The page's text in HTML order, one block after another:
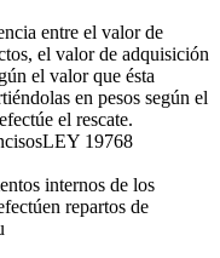
entre el valor de
el valor de adquisición
el valor que ésta
en pesos según el
el rescate.
LEY 19768
internos de los
repartos de